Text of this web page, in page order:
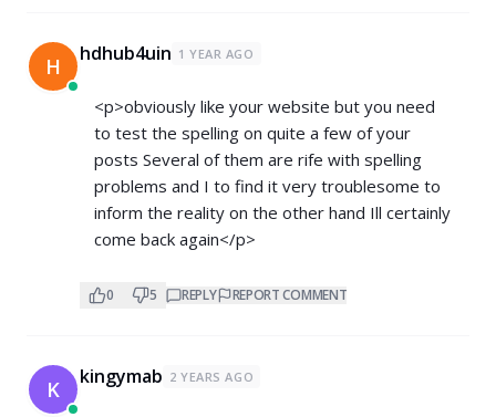
H hdhub4uin 1 YEAR AGO
<p>obviously like your website but you need
to test the spelling on quite a few of your
posts Several of them are rife with spelling
problems and I to find it very troublesome to
inform the reality on the other hand Ill certainly
come back again</p>
0 5 REPLY REPORT COMMENT
K kingymab 2 YEARS AGO